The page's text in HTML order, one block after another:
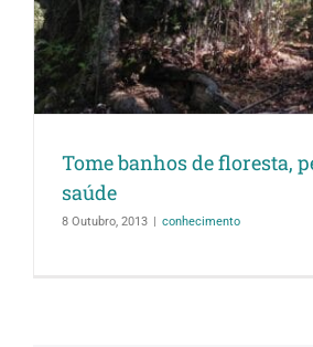
Tome banhos de floresta,
saúde
8 Outubro, 2013 | conhecimento